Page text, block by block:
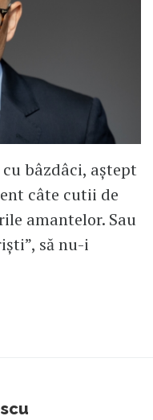
bâzdâci, aștept
câte cutii de
amantelor. Sau
să nu-i